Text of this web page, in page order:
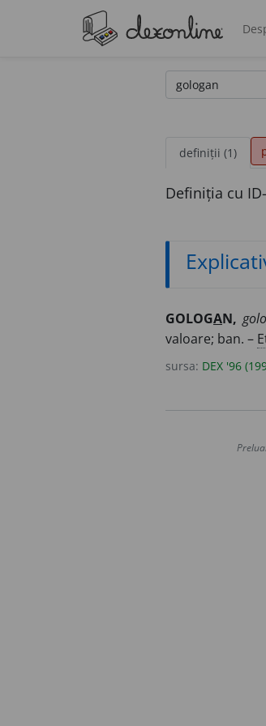
definiții (1)
Definiția cu
GOLOGAN,
valoare; ban. –
sursa: DEX '96